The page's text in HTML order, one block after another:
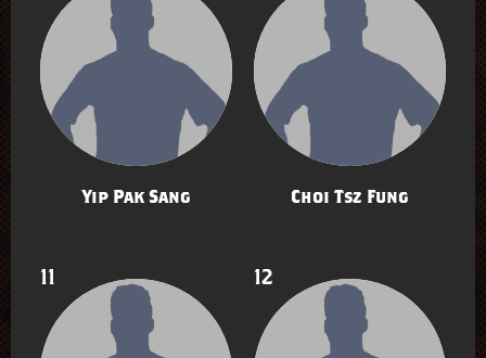
Yip Pak Sang Choi Tsz Fung
11 12